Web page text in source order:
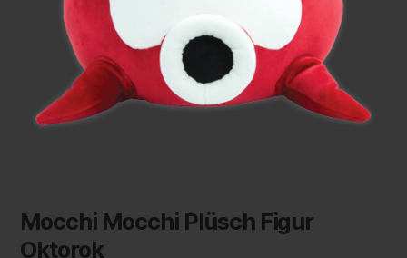
Mocchi Mocchi Plüsch Figur
Oktorok